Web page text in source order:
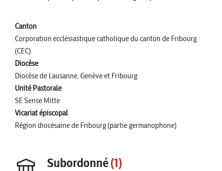
Canton
Corporation ecclésiastique catholique du canton de Fribourg
(CEC)
Diocèse
Diocèse de Lausanne, Genève et Fribourg
Unité Pastorale
SE Sense Mitte
Vicariat épiscopal
Région diocésaine de Fribourg (partie germanophone)
Subordonné(1)